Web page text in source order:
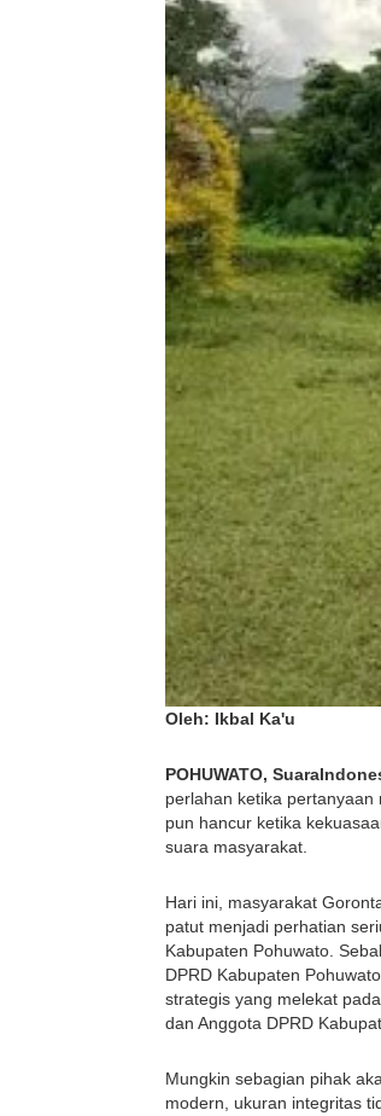
Oleh: Ikbal Ka'u
POHUWATO,
perlahan ketika
pun hancur ketika
suara masyarakat.
Hari ini, masyarakat
patut menjadi perhatian
Kabupaten Pohuwato.
DPRD Kabupaten
strategis yang melekat
dan Anggota DPRD
Mungkin sebagian pihak
modern, ukuran integritas